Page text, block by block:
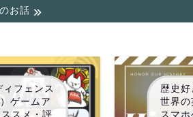
お話
ィフェンス
）ゲームア
スメ・評
歴史好
世界
スマ